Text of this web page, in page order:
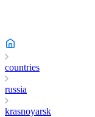
countries
russia
krasnoyarsk